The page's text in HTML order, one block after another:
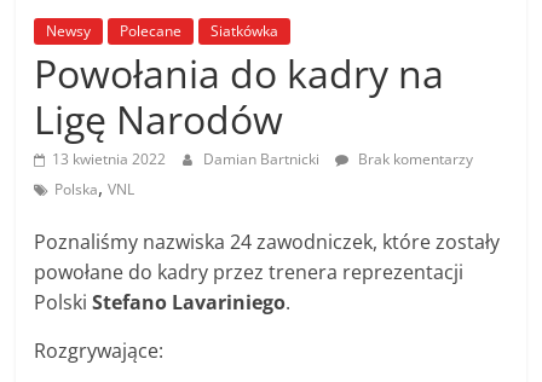
Newsy Polecane Siatkówka
Powołania do kadry na
Ligę Narodów
13 kwietnia 2022 Damian Bartnicki
Brak komentarzy
Polska,VNL
Poznaliśmy nazwiska 24 zawodniczek, które zostały
powołane do kadry przez trenera reprezentacji
PolskiStefano Lavariniego.
Rozgrywające: